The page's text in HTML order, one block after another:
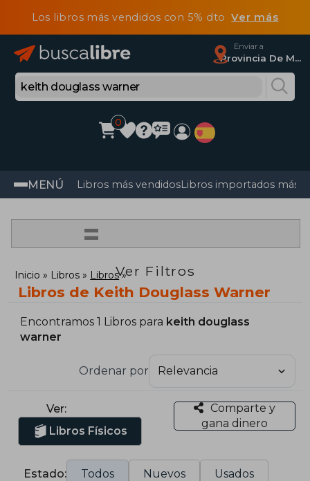
Los libros más vendidos con 5% dtoVer más
Enviar a
Provincia De Madrid
0
MENÚ Libros más vendidosLibros importados más
=
Ver Filtros
Inicio Libros Libros
Libros de Keith Douglass Warner
Encontramos 1 Libros para keith douglass
warner
Ordenar por
Ver:
Libros Físicos
Comparte y
gana dinero
Estado: Todos Nuevos Usados